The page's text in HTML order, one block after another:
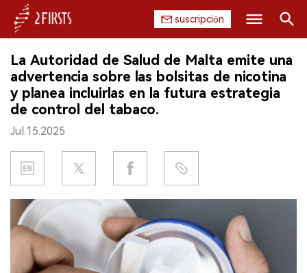
suscripción
INICIO
EMPRESA
PRODUCTO
REGULACIÓN
CHINA
DATOS
EXPOSICIÓN
Buscar
La Autoridad de Salud de Malta emite una
advertencia sobre las bolsitas de nicotina
y planea incluirlas en la futura estrategia
de control del tabaco.
Jul.15.2025